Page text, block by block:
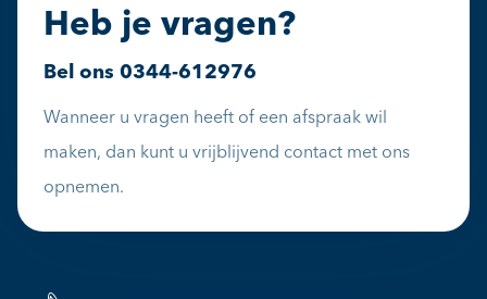
Heb je vragen?
Bel ons 0344-612976
Wanneer u vragen heeft of een afspraak wil
maken, dan kunt u vrijblijvend contact met ons
opnemen.